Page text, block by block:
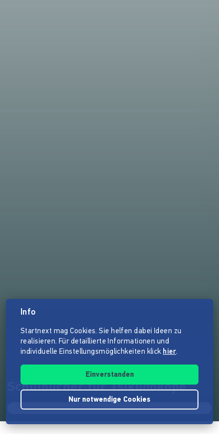
Schulbücher für Tsikudokope
Info
Startnext mag Cookies. Sie helfen dabei Ideen zu
realisieren. Für detaillierte Informationen und
individuelle Einstellungsmöglichkeiten klick hier.
Einverstanden
Nur notwendige Cookies